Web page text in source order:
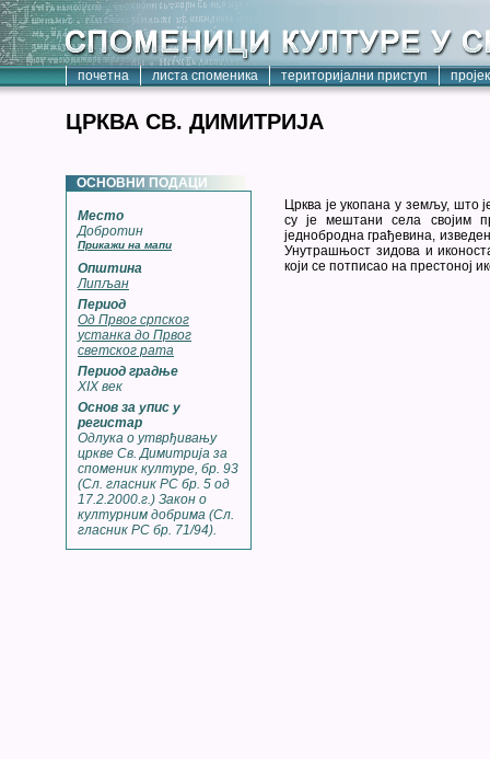
почетна листа споменика територијални приступ
ЦРКВА СВ. ДИМИТРИЈА
ОСНОВНИ ПОДАЦИ
Место
Добротин
Прикажи на мапи
Општина
Липљан
Период
Од Првог српског
устанка до Првог
светског рата
Период градње
XIX век
Основ за упис у
регистар
Одлука о утврђивању
цркве Св. Димитрија за
споменик културе, бр. 93
(Сл. гласник РС бр. 5 од
17.2.2000.г.) Закон о
културним добрима (Сл.
гласник РС бр. 71/94).
Црква је укопана у земљу, што
су је мештани села својим
једнобродна грађевина,
Унутрашњост зидова и
који се потписао на престоној